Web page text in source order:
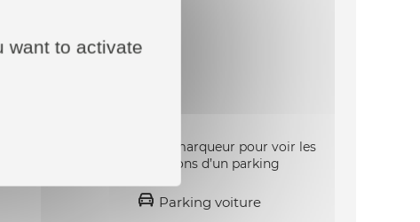
Cliquez sur un marqueur pour voir les
informations d’un parking
Parking voiture
want to activate